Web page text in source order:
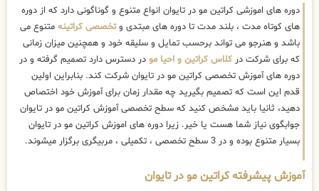
دوره های اموزشی کراتین مو در تایوان انواع متنوع و گوناگونی دارد که از دوره
های کوتاه مدت ، بلند مدت تا دوره های مبتدی وتخصصی کراتینه متنوع می
باشد و هنرجو می تواند برحسب تمایل و سلیقه خود و همچنین میزان زمانی
که برای شرکت در کلاس کراتین و احیا مو در دسترس دارد تصمیم گرفته و در
دوره های آموزش تخصصی کراتین مو در تایوان شرکت کند. بنابراین اولین
قدم این است که تصمیم بگیرید چه مقدار زمان برای آموزش خود اختصاص
دهید، ثانیا باید مشخص کنید که سطح تخصصی آموزش کراتین مو در تایوان
جوابگوی نیاز شما هست یا خیر. زیرا دوره های اموزش کراتین مو در تایوان
بسیار متنوع بوده و در 3 سطح تخصصی ، تکمیلی ، مربیگری برگزار میشوند.
آموزش پیشرفته کراتین مو در تایوان